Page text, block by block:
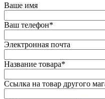
Ваше имя
Ваш телефон*
Электронная почта
Название товара*
Ссылка на товар другого